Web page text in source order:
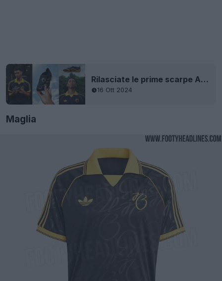
Rilasciate le prime scarpe Adidas Predator 'BelliGold' firmate - disponibili dal 18 ottobre
16 Ott 2024
Maglia